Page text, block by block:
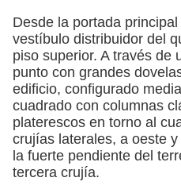
Desde la portada
vestíbulo distribuidor del
piso superior. A través de
punto con grandes
edificio, configurado
cuadrado con columnas
platerescos en torno al
crujías laterales, a oeste
la fuerte pendiente del
tercera crujía.